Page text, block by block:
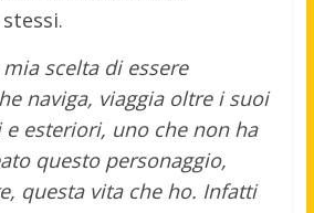
mia scelta di essere
naviga, viaggia oltre i suoi
esteriori, uno che non ha
questo personaggio,
questa vita che ho. Infatti